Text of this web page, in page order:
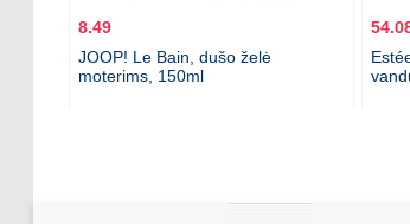
8.49
JOOP! Le Bain, dušo želė
moterims, 150ml